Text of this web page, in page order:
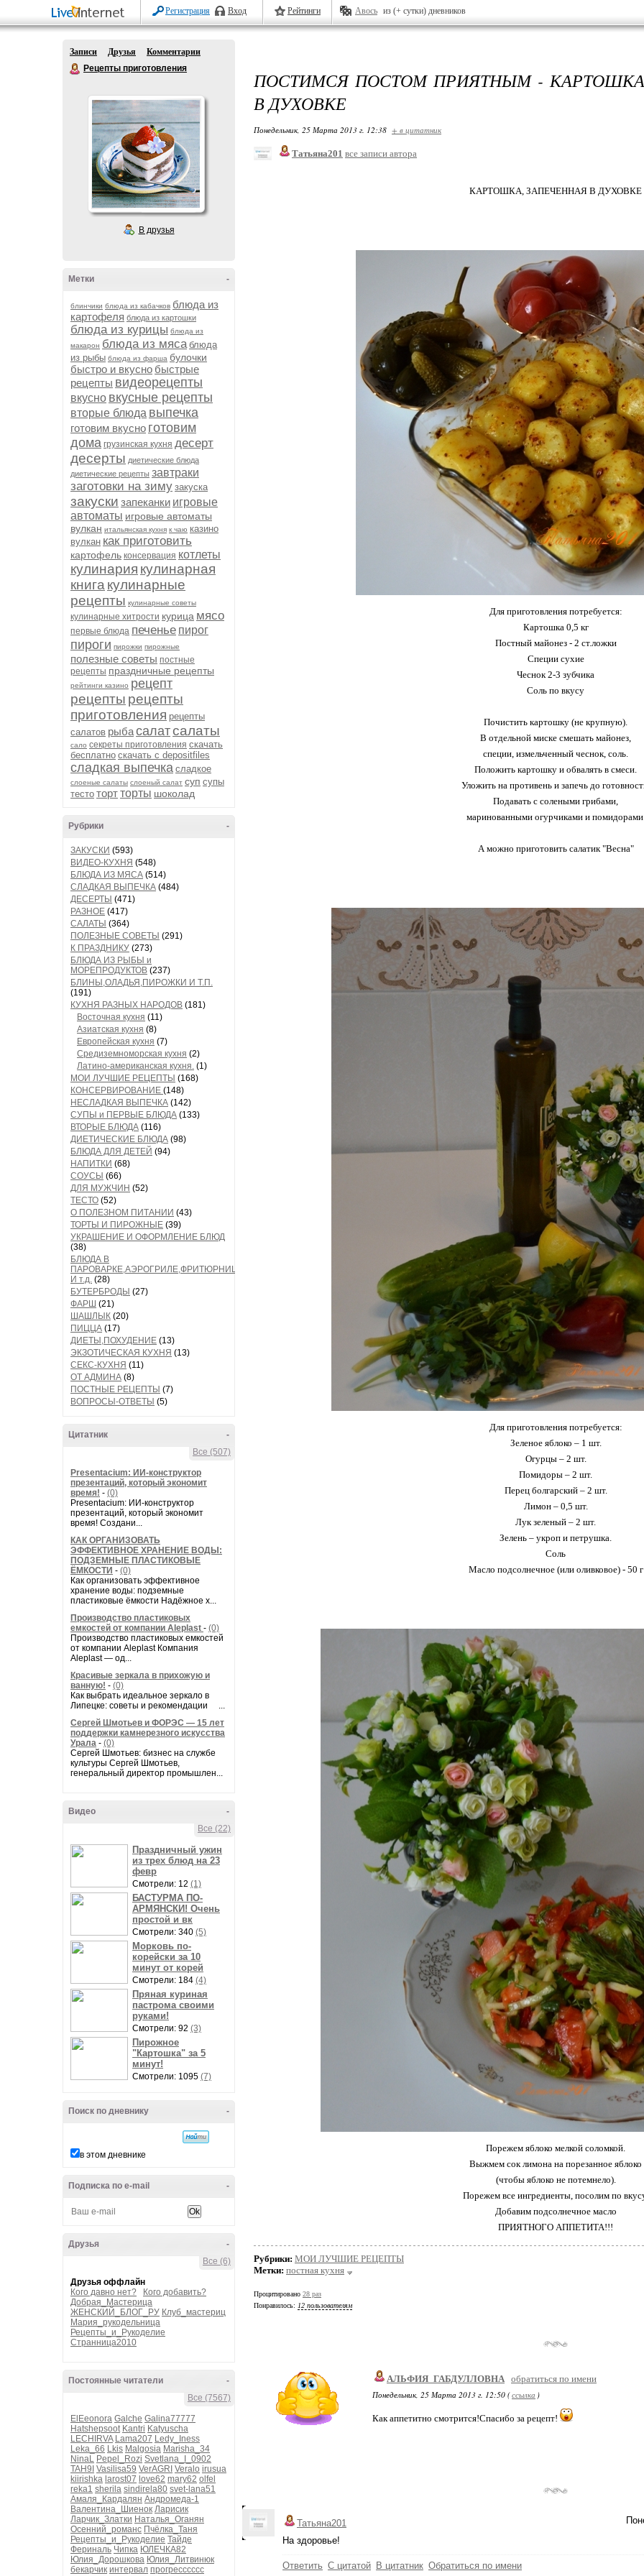
Регистрация Вход Рейтинги Авось из (+ сутки) дневников
Записи Друзья
Комментарии
Рецепты приготовления
В друзья
-
Метки
блинчики блюда из кабачков блюда из
картофеля блюда из картошки
блюда из курицы блюда из
макарон блюда из мяса блюда
из рыбы блюда из фарша булочки
быстро и вкусно быстрые
рецепты видеорецепты
вкусно вкусные рецепты
вторые блюда выпечка
готовим вкусно готовим
дома грузинская кухня десерт
десерты диетические блюда
диетические рецепты завтраки
заготовки на зиму закуска
закуски запеканки игровые
автоматы игровые автоматы
вулкан итальянская кухня к чаю казино
вулкан как приготовить
картофель консервация котлеты
кулинария кулинарная
книга кулинарные
рецепты кулинарные советы
кулинарные хитрости курица мясо
первые блюда печенье пирог
пироги пирожки пирожные
полезные советы постные
рецепты праздничные рецепты
рейтинги казино рецепт
рецепты рецепты
приготовления рецепты
салатов рыбасалатсалаты
сало секреты приготовления скачать
бесплатно скачать с depositfiles
сладкая выпечка сладкое
слоеные салаты слоеный салат суп супы
тесто тортторты шоколад
-
Рубрики
ЗАКУСКИ (593)
ВИДЕО-КУХНЯ (548)
БЛЮДА ИЗ МЯСА (514)
СЛАДКАЯ ВЫПЕЧКА (484)
ДЕСЕРТЫ (471)
РАЗНОЕ (417)
САЛАТЫ (364)
ПОЛЕЗНЫЕ СОВЕТЫ (291)
К ПРАЗДНИКУ (273)
БЛЮДА ИЗ РЫБЫ и
МОРЕПРОДУКТОВ (237)
БЛИНЫ,ОЛАДЬЯ,ПИРОЖКИ И Т.П.
(191)
КУХНЯ РАЗНЫХ НАРОДОВ (181)
Восточная кухня (11)
Азиатская кухня (8)
Европейская кухня (7)
Средиземноморская кухня (2)
Латино-американская кухня. (1)
МОИ ЛУЧШИЕ РЕЦЕПТЫ (168)
КОНСЕРВИРОВАНИЕ (148)
НЕСЛАДКАЯ ВЫПЕЧКА (142)
СУПЫ и ПЕРВЫЕ БЛЮДА (133)
ВТОРЫЕ БЛЮДА (116)
ДИЕТИЧЕСКИЕ БЛЮДА (98)
БЛЮДА ДЛЯ ДЕТЕЙ (94)
НАПИТКИ (68)
СОУСЫ (66)
ДЛЯ МУЖЧИН (52)
ТЕСТО (52)
О ПОЛЕЗНОМ ПИТАНИИ (43)
ТОРТЫ И ПИРОЖНЫЕ (39)
УКРАШЕНИЕ И ОФОРМЛЕНИЕ БЛЮД
(38)
БЛЮДА В
ПАРОВАРКЕ,АЭРОГРИЛЕ,ФРИТЮРНИЦЕ
И т.д. (28)
БУТЕРБРОДЫ (27)
ФАРШ (21)
ШАШЛЫК (20)
ПИЦЦА (17)
ДИЕТЫ,ПОХУДЕНИЕ (13)
ЭКЗОТИЧЕСКАЯ КУХНЯ (13)
СЕКС-КУХНЯ (11)
ОТ АДМИНА (8)
ПОСТНЫЕ РЕЦЕПТЫ (7)
ВОПРОСЫ-ОТВЕТЫ (5)
-
Цитатник
Все (507)
Presentacium: ИИ‑конструктор
презентаций, который экономит
время! - (0)
Presentacium: ИИ‑конструктор
презентаций, который экономит
время! Создани...
КАК ОРГАНИЗОВАТЬ
ЭФФЕКТИВНОЕ ХРАНЕНИЕ ВОДЫ:
ПОДЗЕМНЫЕ ПЛАСТИКОВЫЕ
ЁМКОСТИ - (0)
Как организовать эффективное
хранение воды: подземные
пластиковые ёмкости Надёжное х...
Производство пластиковых
емкостей от компании Aleplast - (0)
Производство пластиковых емкостей
от компании Aleplast Компания
Aleplast — од...
Красивые зеркала в прихожую и
ванную! - (0)
Как выбрать идеальное зеркало в
Липецке: советы и рекомендации ...
Сергей Шмотьев и ФОРЭС — 15 лет
поддержки камнерезного искусства
Урала - (0)
Сергей Шмотьев: бизнес на службе
культуры Сергей Шмотьев,
генеральный директор промышлен...
-
Видео
Все (22)
Праздничный ужин
из трех блюд на 23
февр
Смотрели: 12 (1)
БАСТУРМА ПО-
АРМЯНСКИ! Очень
простой и вк
Смотрели: 340 (5)
Морковь по-
корейски за 10
минут от корей
Смотрели: 184 (4)
Пряная куриная
пастрома своими
руками!
Смотрели: 92 (3)
Пирожное
"Картошка" за 5
минут!
Смотрели: 1095 (7)
-
Поиск по дневнику
в этом дневнике
-
Подписка по e-mail
-
Друзья
Все (6)
Друзья оффлайн
Кого давно нет?
Кого добавить?
Добрая_Мастерица
ЖЕНСКИЙ_БЛОГ_РУ Клуб_мастериц
Мария_рукодельница
Рецепты_и_Рукоделие
Странница2010
-
Постоянные читатели
Все (7567)
ElEeonora Galche Galina77777
Hatshepsoot Kantri Katyuscha
LECHIRVA Lama207 Ledy_Iness
Leka_66 Lkis Malgosia Marisha_34
NinaL Pepel_Rozi Svetlana_I_0902
TAH9I Vasilisa59 VerAGRI Veralo irusua
kiirishka larost07 love62 mary62 olfel
reka1 sherila sindirela80 svet-lana51
Амаля_Кардалян Андромеда-1
Валентина_Шиенок Ларисик
Ларчик_Златки Наталья_Оганян
Осенний_романс Пчёлка_Таня
Рецепты_и_Рукоделие Тайде
Фериналь Чипка ЮЛЕЧКА82
Юлия_Дорошкова Юлия_Литвинюк
бекарчик интервал прогресссссс
ПОСТИМСЯ ПОСТОМ ПРИЯТНЫМ -
В ДУХОВКЕ
Понедельник, 25 Марта 2013 г. 12:38 + в цитатник
Татьяна201 все записи автора
КАРТОШКА, ЗАПЕЧЕННАЯ В ДУХОВКЕ
Для приготовления потребуется:
Картошка 0,5 кг
Постный майонез - 2 ст.ложки
Специи сухие
Чеснок 2-3 зубчика
Соль по вкусу
Почистить картошку (не крупную).
В отдельной миске смешать майонез,
специи, измельченный чеснок, соль.
Положить картошку и обвалять в смеси.
Уложить на противень и запечь до
Подавать с солеными грибами,
маринованными огурчиками и
А можно приготовить салатик "Весна"
Для приготовления потребуется:
Зеленое яблоко – 1 шт.
Огурцы – 2 шт.
Помидоры – 2 шт.
Перец болгарский – 2 шт.
Лимон – 0,5 шт.
Лук зеленый – 2 шт.
Зелень – укроп и петрушка.
Соль
Масло подсолнечное (или оливковое) - 50 г
Порежем яблоко мелкой соломкой.
Выжмем сок лимона на порезанное яблоко
(чтобы яблоко не потемнело).
Порежем все ингредиенты, посолим по
Добавим подсолнечное масло
ПРИЯТНОГО АППЕТИТА!!!
Рубрики: МОИ ЛУЧШИЕ РЕЦЕПТЫ
Метки: постная кухня
Процитировано 28 раз
Понравилось: 12 пользователям
АЛЬФИЯ_ГАБДУЛЛОВНА обратиться по имени
Понедельник, 25 Марта 2013 г. 12:50 (ссылка )
Как аппетитно смотрится!Спасибо за рецепт!
Татьяна201
На здоровье!
Ответить С цитатой В цитатник Обратиться по имени